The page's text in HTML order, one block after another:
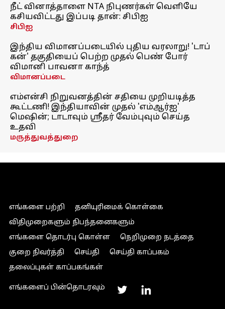
நீட் வினாத்தாளை NTA நிபுணர்கள் வெளியே
கசியவிட்டது இப்படி தான்: சிபிஐ
சிபிஐ
இந்திய விமானப்படையில் புதிய வரலாறு! 'டாப்
கன்' தகுதியைப் பெற்ற முதல் பெண் போர்
விமானி பாவனா காந்த்
விமானப்படை
எம்என்சி நிறுவனத்தின் சதியை முறியடித்த
கூட்டணி! இந்தியாவின் முதல் 'எம்ஆர்ஐ'
மெஷின்; டாடாவும் ஸ்ரீதர் வேம்புவும் செய்த
உதவி
மருத்துவத்துறை
எங்களை பற்றி
தனியுரிமைக் கொள்கை
விதிமுறைகளும் நிபந்தனைகளும்
எங்களை தொடர்பு கொள்ள
நெறிமுறை நடத்தை
குறை நிவர்த்தி
செய்தி
செய்தி காப்பகம்
தலைப்புகள் காப்பகங்கள்
எங்களைப் பின்தொடரவும்